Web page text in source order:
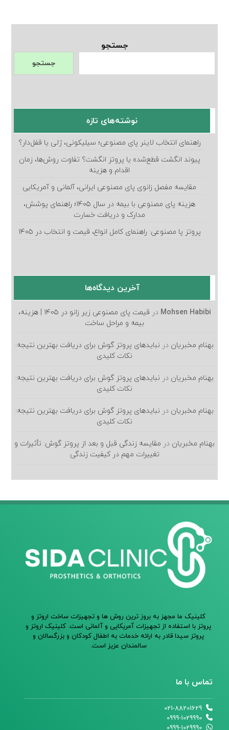
جستجو
جستجو
نوشته‌های تازه
راهنمای انتخاب لاینر پای مصنوعی؛ سیلیکونی، ژلی یا قفل‌دار؟
پیوند انگشت قطع‌شده یا پروتز انگشت؟ تفاوت روش‌ها، زمان
اقدام و هزینه
مقایسه مفصل زانوی پای مصنوعی ایرانی، آلمانی و آمریکایی
هزینه پای مصنوعی با بیمه در سال ۱۴۰۵؛ راهنمای پوشش،
مدارک و دریافت خسارت
پروتز پا مصنوعی: راهنمای کامل انواع، قیمت و انتخاب در ۱۴۰۵
آخرین دیدگاه‌ها
Mohsen Habibi در
قیمت پای مصنوعی زیر زانو در ۱۴۰۵ | هزینه،
بیمه و مراحل ساخت
بهنام مخبریان در نبایدهای پروتز گوش برای دریافت بهترین نتیجه:
نکات کلیدی
بهنام مخبریان در نبایدهای پروتز گوش برای دریافت بهترین نتیجه:
نکات کلیدی
بهنام مخبریان در نبایدهای پروتز گوش برای دریافت بهترین نتیجه:
نکات کلیدی
بهنام مخبریان در مقایسه زندگی قبل و بعد از پروتز گوش: تأثیرات و
تغییرات مهم در کیفیت زندگی
کلینیک ما مجهز به بروز ترین روش ها و تجهیزات ساخت اروتز و
پروتز با استفاده از تجهیزات آمریکایی و آلمانی است. کلینیک اروتز و
پروتز سیدا قادر به ارائه خدمات به اطفال کودکان و بزرگسالان و
سالمندان عزیز است.
تماس با ما
021-88201629
0999-1029990
0999-1029990